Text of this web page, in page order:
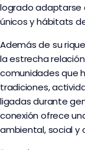
logrado adaptarse
únicos y hábitats
Además de su
la estrecha
comunidades que
tradiciones,
ligadas durante
conexión ofrece
ambiental, social y